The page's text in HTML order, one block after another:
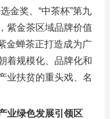
金奖、“中茶杯”第九
紫金茶区域品牌价值
金蝉茶正打造成为广
着规模化、品牌化和
业扶贫的重头戏、名
业绿色发展引领区